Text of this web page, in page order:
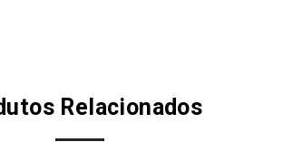
Relacionados